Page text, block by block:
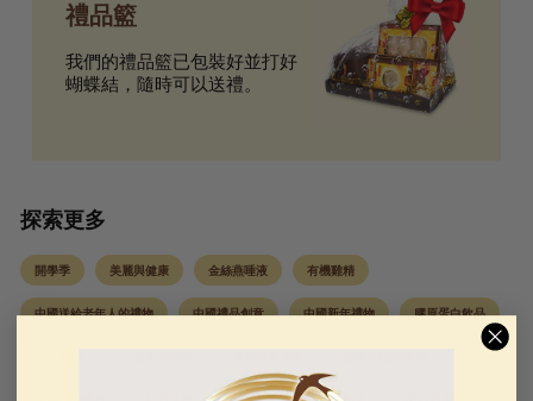
探索更多
開學季 美麗與健康 金絲燕唾液 有機雞精
中國送給老年人的禮物 中國禮品創意 中國新年禮物 膠原蛋白飲品
美國製造 美國製造
禮品籃
我們的禮品籃已包裝好並打好
蝴蝶結，隨時可以送禮。